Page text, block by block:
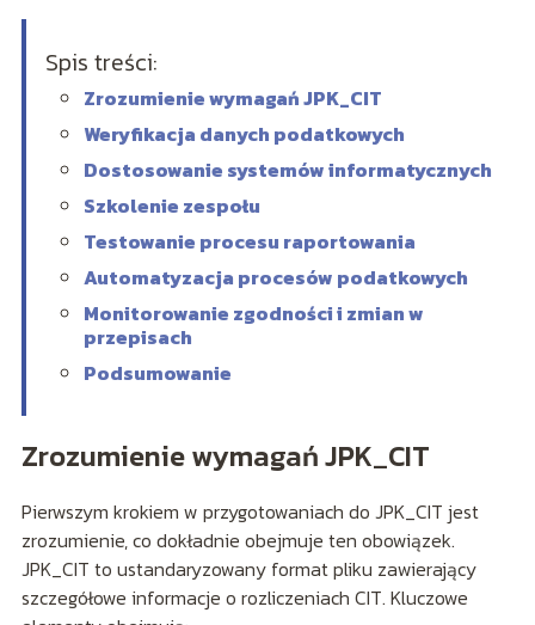
Spis treści:
Zrozumienie wymagań JPK_CIT
Weryfikacja danych podatkowych
Dostosowanie systemów informatycznych
Szkolenie zespołu
Testowanie procesu raportowania
Automatyzacja procesów podatkowych
Monitorowanie zgodności i zmian w
przepisach
Podsumowanie
Zrozumienie wymagań JPK_CIT
Pierwszym krokiem w przygotowaniach do JPK_CIT jest
zrozumienie, co dokładnie obejmuje ten obowiązek.
JPK_CIT to ustandaryzowany format pliku zawierający
szczegółowe informacje o rozliczeniach CIT. Kluczowe